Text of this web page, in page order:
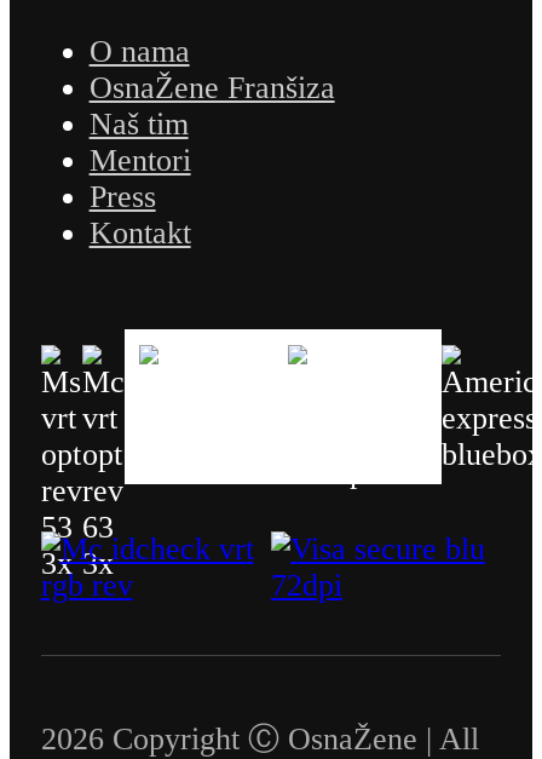
O nama
OsnaŽene Franšiza
Naš tim
Mentori
Press
Kontakt
2026 Copyright Ⓒ OsnaŽene | All